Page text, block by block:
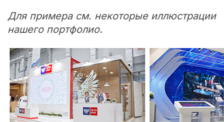
Для примера см. некоторые иллюстрации
нашего портфолио.